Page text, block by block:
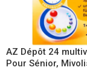
AZ Dépôt 24
Pour Sénior,